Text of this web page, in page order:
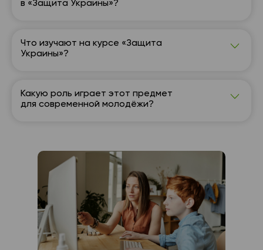
в «Защита Украины»?
ответственности за безопасность страны.
Что изучают на курсе «Защита
Украины»?
гражданскую защиту.
Какую роль играет этот предмет
для современной молодёжи?